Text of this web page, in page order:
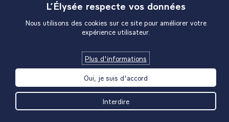
L’Élysée respecte vos données
Nous utilisons des cookies sur ce site pour améliorer votre
expérience utilisateur.
Plus d'informations
Oui, je suis d'accord
Interdire